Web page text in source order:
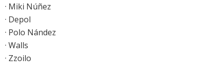
· Miki Núñez
· Depol
· Polo Nández
· Walls
· Zzoilo